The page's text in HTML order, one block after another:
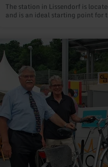
The station in Lissendorf is
and is an ideal starting point for